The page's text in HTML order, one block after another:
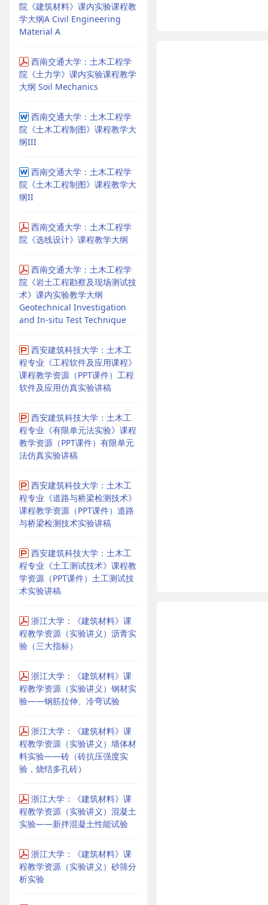
院《建筑材料》课内实验课程教
学大纲A Civil Engineering
Material A
西南交通大学：土木工程学
院《土力学》课内实验课程教学
大纲 Soil Mechanics
西南交通大学：土木工程学
院《土木工程制图》课程教学大
纲III
西南交通大学：土木工程学
院《土木工程制图》课程教学大
纲II
西南交通大学：土木工程学
院《选线设计》课程教学大纲
西南交通大学：土木工程学
院《岩土工程勘察及现场测试技
术》课内实验教学大纲
Geotechnical Investigation
and In-situ Test Technique
西安建筑科技大学：土木工
程专业《工程软件及应用课程》
课程教学资源（PPT课件）工程
软件及应用仿真实验讲稿
西安建筑科技大学：土木工
程专业《有限单元法实验》课程
教学资源（PPT课件）有限单元
法仿真实验讲稿
西安建筑科技大学：土木工
程专业《道路与桥梁检测技术》
课程教学资源（PPT课件）道路
与桥梁检测技术实验讲稿
西安建筑科技大学：土木工
程专业《土工测试技术》课程教
学资源（PPT课件）土工测试技
术实验讲稿
浙江大学：《建筑材料》课
程教学资源（实验讲义）沥青实
验（三大指标）
浙江大学：《建筑材料》课
程教学资源（实验讲义）钢材实
验——钢筋拉伸、冷弯试验
浙江大学：《建筑材料》课
程教学资源（实验讲义）墙体材
料实验——砖（砖抗压强度实
验，烧结多孔砖）
浙江大学：《建筑材料》课
程教学资源（实验讲义）混凝土
实验——新拌混凝土性能试验
浙江大学：《建筑材料》课
程教学资源（实验讲义）砂筛分
析实验